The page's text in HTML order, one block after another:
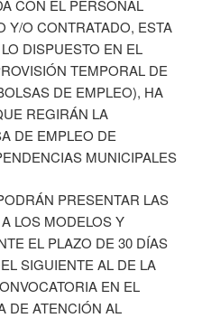
CON EL PERSONAL
Y/O CONTRATADO, ESTA
DISPUESTO EN EL
TEMPORAL DE
DE EMPLEO), HA
REGIRÁN LA
DE EMPLEO DE
MUNICIPALES
PRESENTAR LAS
LOS MODELOS Y
EL PLAZO DE 30 DÍAS
SIGUIENTE AL DE LA
EN EL
DE ATENCIÓN AL